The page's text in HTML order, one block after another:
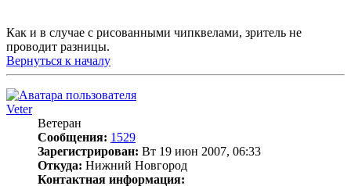
Как и в случае с рисованными чипквелами, зритель не
проводит разницы.
Вернуться к началу
Veter
Ветеран
Сообщения: 1529
Зарегистрирован: Вт 19 июн 2007, 06:33
Откуда: Нижний Новгород
Контактная информация: